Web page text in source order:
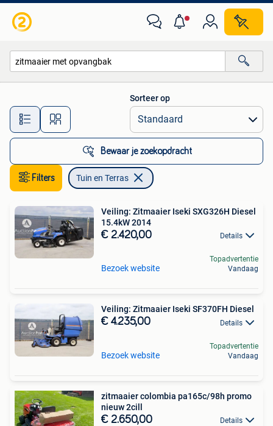
Alle afstanden…
Sorteer op
Bewaar je zoekopdracht
Filters Tuin en Terras
Veiling: Zitmaaier Iseki SXG326H Diesel
15.4kW 2014
€ 2.420,00 Details
Bezoek website
Topadvertentie
Vandaag
Veiling: Zitmaaier Iseki SF370FH Diesel
€ 4.235,00 Details
Bezoek website
Topadvertentie
Vandaag
zitmaaier colombia pa165c/98h promo
nieuw 2cill
€ 2.650,00 Details